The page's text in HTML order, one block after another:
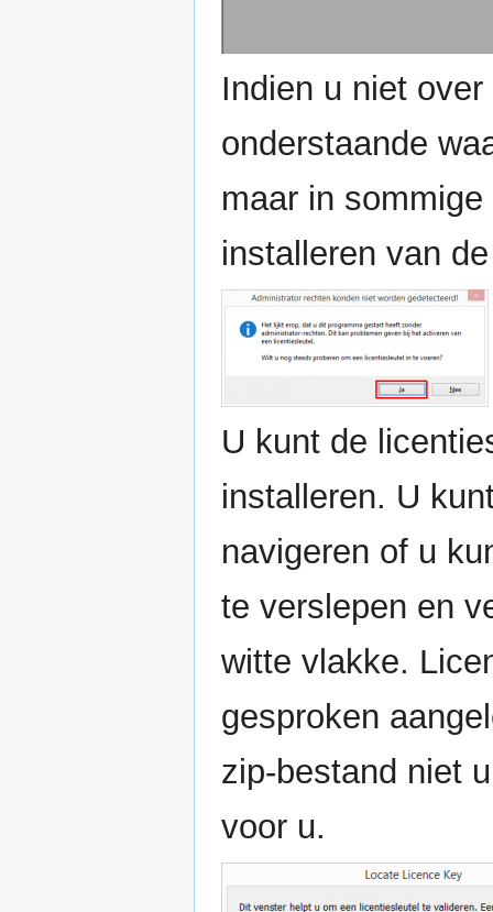
Indien u niet
onderstaande
maar in
installeren van
U kunt de
installeren. U
navigeren of u
te verslepen en
witte vlakke.
gesproken
zip-bestand niet
voor u.